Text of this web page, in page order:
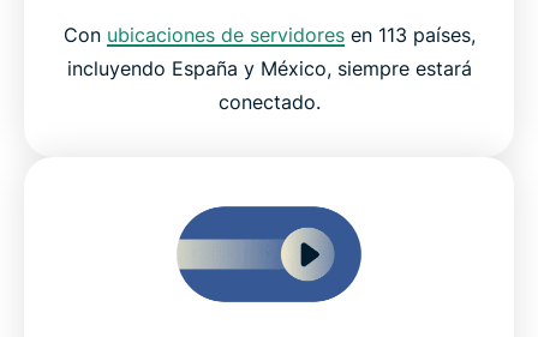
Con ubicaciones de servidoresen 113 países,
incluyendo España y México, siempre estará
conectado.